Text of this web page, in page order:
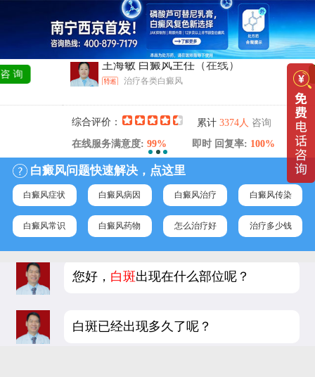
咨 询
王海敏 白癜风主任（在线）
治疗各类白癜风
综合评价： 累计 3374人 咨询
在线服务满意度:99% 即时 回复率:100%
白癜风问题快速解决，点这里
白癜风症状 白癜风病因 白癜风治疗 白癜风传染
白癜风常识 白癜风药物 怎么治疗好 治疗多少钱
您好， 白斑出现在什么部位呢？
白斑已经出现多久了呢？